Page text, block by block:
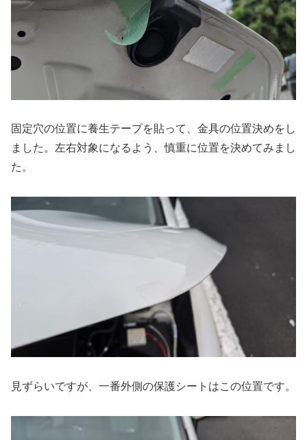
固定穴の位置に養生テープを貼って、金具の位置決めをし
ました。左右対象になるよう、慎重に位置を決めてみまし
た。
見ずらいですが、一番外側の保護シートはこの位置です。